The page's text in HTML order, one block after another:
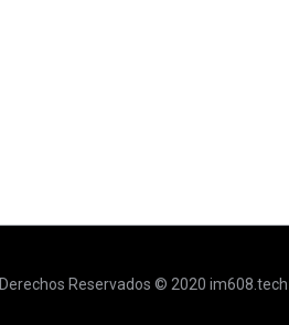
Derechos Reservados © 2020 im608.tech